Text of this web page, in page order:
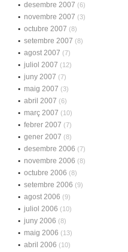
desembre 2007 (6)
novembre 2007 (3)
octubre 2007 (8)
setembre 2007 (8)
agost 2007 (7)
juliol 2007 (12)
juny 2007 (7)
maig 2007 (3)
abril 2007 (6)
març 2007 (10)
febrer 2007 (7)
gener 2007 (8)
desembre 2006 (7)
novembre 2006 (8)
octubre 2006 (8)
setembre 2006 (9)
agost 2006 (9)
juliol 2006 (10)
juny 2006 (8)
maig 2006 (13)
abril 2006 (10)